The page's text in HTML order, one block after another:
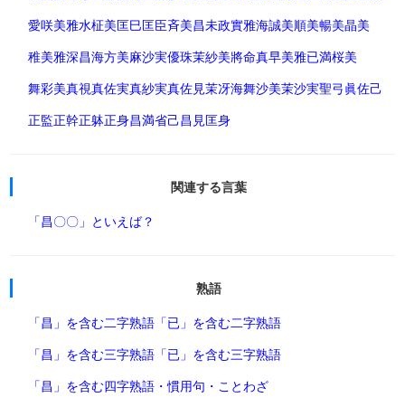
愛咲美雅水柾美匡巳匡臣斉美昌未政實雅海誠美順美暢美晶美
稚美雅深昌海方美麻沙実優珠茉紗美將命真早美雅已満桜美
舞彩美真視真佐実真紗実真佐見茉冴海舞沙美茉沙実聖弓眞佐己
正監正幹正躰正身昌満省己昌見匡身
関連する言葉
「昌〇〇」といえば？
熟語
「昌」を含む二字熟語 「已」を含む二字熟語
「昌」を含む三字熟語 「已」を含む三字熟語
「昌」を含む四字熟語・慣用句・ことわざ